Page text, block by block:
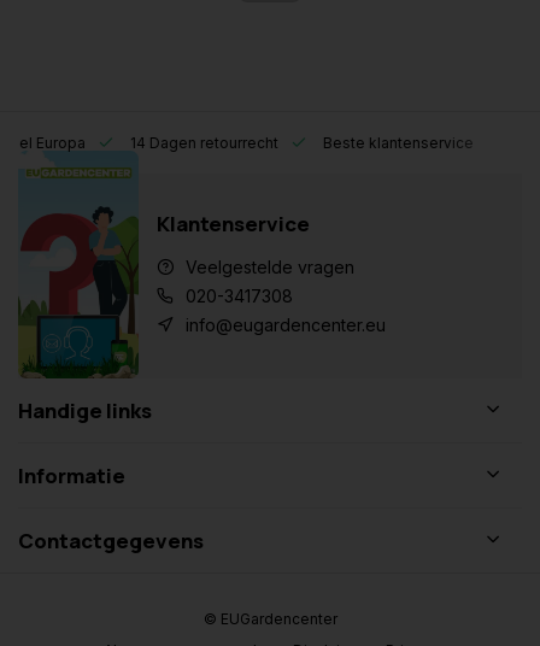
Europa 14 Dagen retourrecht Beste klantenservice
Klantenservice
Veelgestelde vragen
020-3417308
info@eugardencenter.eu
Handige links
Informatie
Contactgegevens
© EUGardencenter